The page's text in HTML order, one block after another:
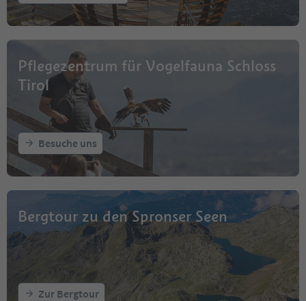
Pflegezentrum für Vogelfauna Schloss
Tirol
Besuche uns
Bergtour zu den Spronser Seen
Zur Bergtour